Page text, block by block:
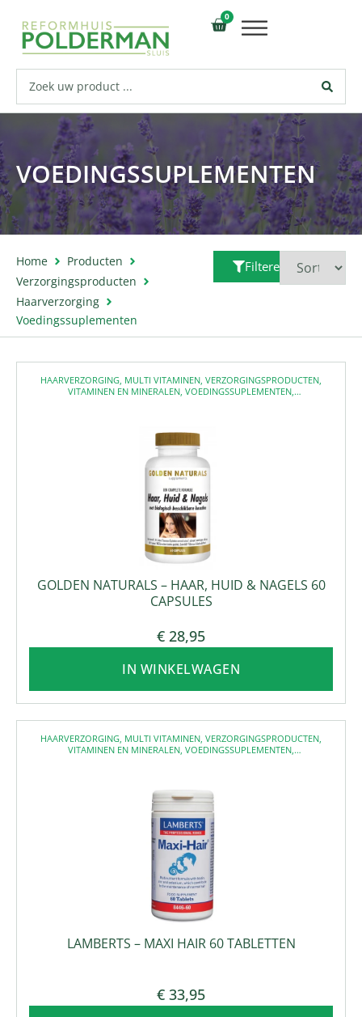
0
VOEDINGSSUPLEMENTEN
Home
Producten
Verzorgingsproducten
Haarverzorging
Voedingssuplementen
Filteren
HAARVERZORGING MULTI VITAMINEN VERZORGINGSPRODUCTEN
VITAMINEN EN MINERALEN VOEDINGSSUPLEMENTEN
GOLDEN NATURALS – HAAR, HUID & NAGELS 60
CAPSULES
€ 28,95
IN WINKELWAGEN
HAARVERZORGING MULTI VITAMINEN VERZORGINGSPRODUCTEN
VITAMINEN EN MINERALEN VOEDINGSSUPLEMENTEN
LAMBERTS – MAXI HAIR 60 TABLETTEN
€ 33,95